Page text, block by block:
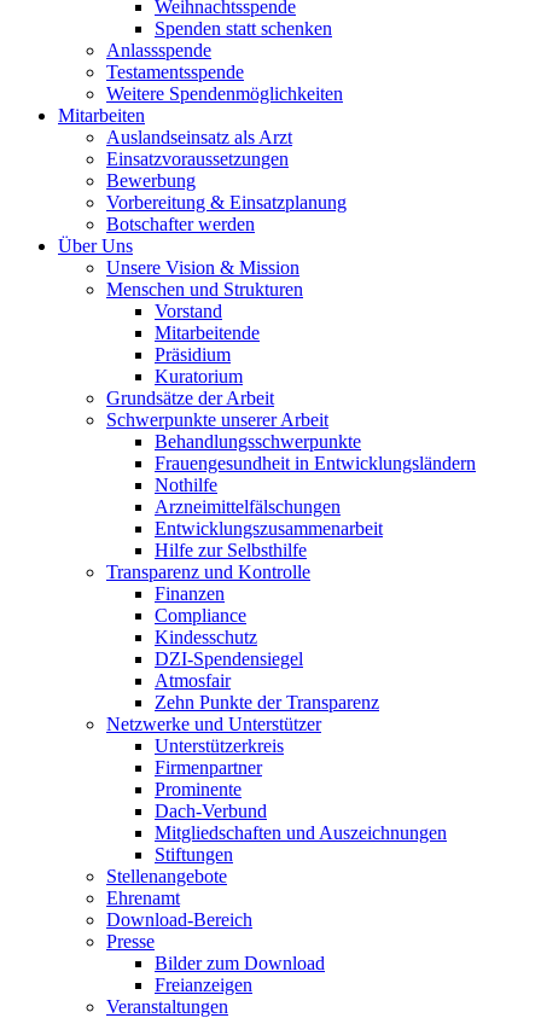
Weihnachtsspende
Spenden statt schenken
Anlassspende
Testamentsspende
Weitere Spenden­möglichkeiten
Mitarbeiten
Auslandseinsatz als Arzt
Einsatzvoraussetzungen
Bewerbung
Vorbereitung & Einsatzplanung
Botschafter werden
Über Uns
Unsere Vision & Mission
Menschen und Strukturen
Vorstand
Mitarbeitende
Präsidium
Kuratorium
Grundsätze der Arbeit
Schwerpunkte unserer Arbeit
Behandlungs­schwerpunkte
Frauengesundheit in Entwicklungsländern
Nothilfe
Arzneimittel­fälschungen
Entwicklungs­zusammenarbeit
Hilfe zur Selbsthilfe
Transparenz und Kontrolle
Finanzen
Compliance
Kindesschutz
DZI-Spendensiegel
Atmosfair
Zehn Punkte der Transparenz
Netzwerke und Unterstützer
Unterstützerkreis
Firmenpartner
Prominente
Dach-Verbund
Mitgliedschaften und Auszeichnungen
Stiftungen
Stellenangebote
Ehrenamt
Download-Bereich
Presse
Bilder zum Download
Freianzeigen
Veranstaltungen